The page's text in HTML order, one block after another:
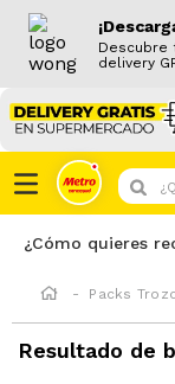
Descubre
delivery
¿Que
¿Cómo quieres
Packs
Resultado de